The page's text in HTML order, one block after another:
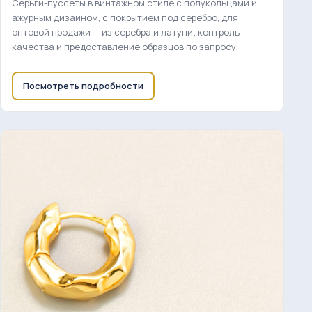
Серьги-пуссеты в винтажном стиле с полукольцами и
ажурным дизайном, с покрытием под серебро, для
оптовой продажи — из серебра и латуни; контроль
качества и предоставление образцов по запросу.
Посмотреть подробности